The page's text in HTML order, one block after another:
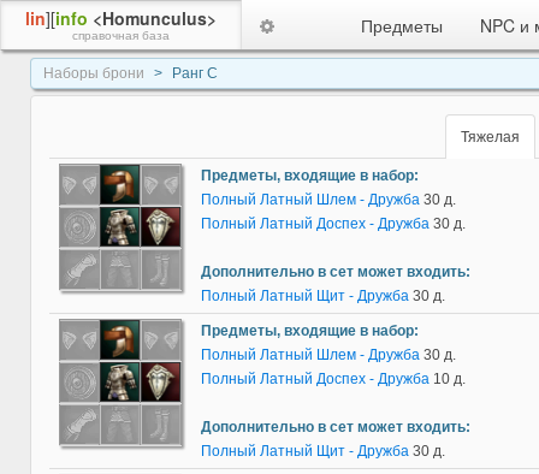
lin][info <Homunculus>
справочная база Предметы NPC и
Наборы брони Ранг C
Тяжелая
Предметы, входящие в набор:
Полный Латный Шлем - Дружба 30 д.
Полный Латный Доспех - Дружба 30 д.
Дополнительно в сет может входить:
Полный Латный Щит - Дружба 30 д.
Предметы, входящие в набор:
Полный Латный Шлем - Дружба 30 д.
Полный Латный Доспех - Дружба 10 д.
Дополнительно в сет может входить:
Полный Латный Щит - Дружба 30 д.